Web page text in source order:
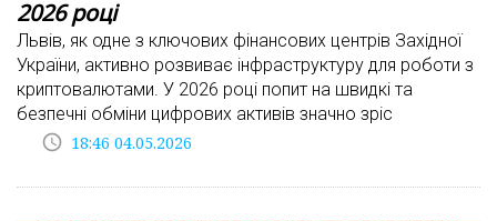
2026 році
Львів, як одне з ключових фінансових центрів Західної
України, активно розвиває інфраструктуру для роботи з
криптовалютами. У 2026 році попит на швидкі та
безпечні обміни цифрових активів значно зріс
access_time 18:46 04.05.2026